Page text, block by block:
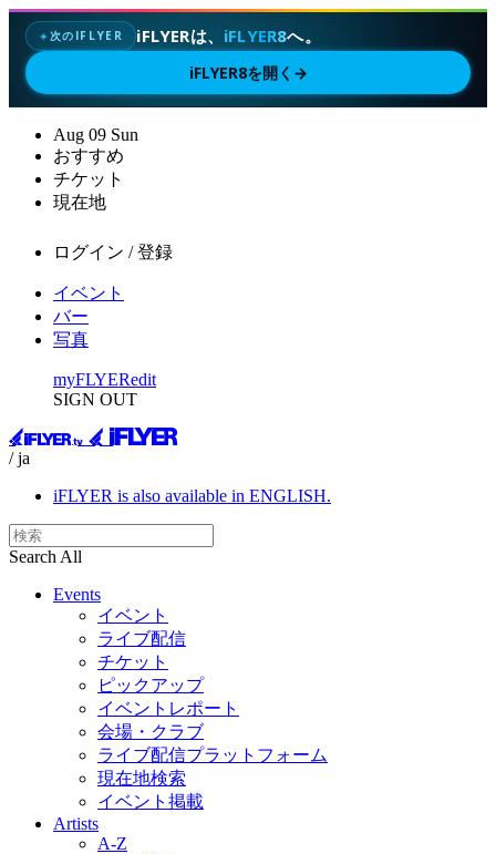
✦次のIFLYER iFLYERは、 iFLYER8へ。
iFLYER8を開く →
Aug 09 Sun
おすすめ
チケット
現在地
ログイン / 登録
イベント
バー
写真
myFLYERedit
SIGN OUT
/ ja
iFLYER is also available in ENGLISH.
Search All
Events
イベント
ライブ配信
チケット
ピックアップ
イベントレポート
会場・クラブ
ライブ配信プラットフォーム
現在地検索
イベント掲載
Artists
A-Z